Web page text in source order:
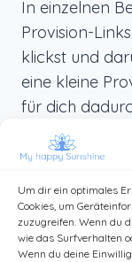
Um dir ein optimales
Cookies, um
zuzugreifen. Wenn du
wie das Surfverhalten
Wenn du deine
In einzelnen
Provision-
klickst und
eine kleine
für dich
Produkte, die
von ganzem